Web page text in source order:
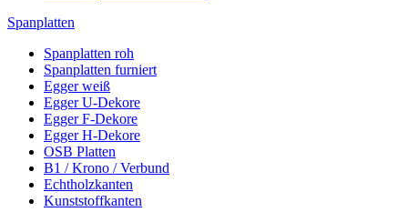
Spanplatten
Spanplatten roh
Spanplatten furniert
Egger weiß
Egger U-Dekore
Egger F-Dekore
Egger H-Dekore
OSB Platten
B1 / Krono / Verbund
Echtholzkanten
Kunststoffkanten